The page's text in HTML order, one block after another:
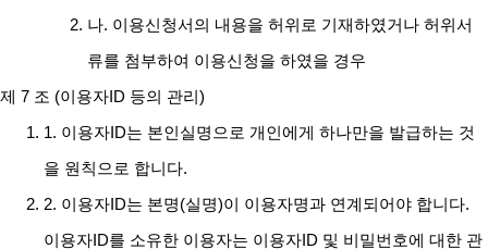
나. 이용신청서의 내용을 허위로 기재하였거나 허위서
류를 첨부하여 이용신청을 하였을 경우
제 7 조 (이용자ID 등의 관리)
1. 이용자ID는 본인실명으로 개인에게 하나만을 발급하는 것
을 원칙으로 합니다.
2. 이용자ID는 본명(실명)이 이용자명과 연계되어야 합니다.
이용자ID를 소유한 이용자는 이용자ID 및 비밀번호에 대한 관